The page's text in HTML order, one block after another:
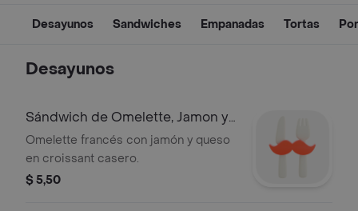
Desayunos Sandwiches Empanadas Tortas
Desayunos
Sándwich de Omelette, Jamon y
Queso.
Omelette francés con jamón y queso
en croissant casero.
$ 5,50